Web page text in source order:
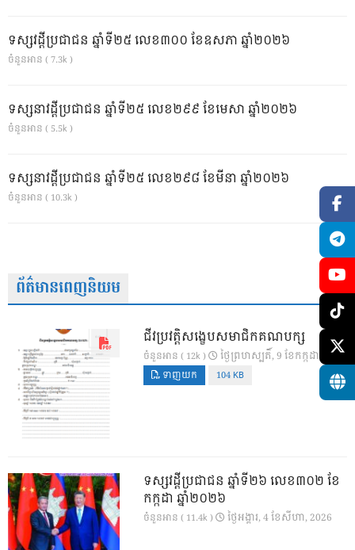
ទស្សវដ្តីប្រជាជន ឆ្នាំទី២៥ លេខ៣០០ ខែឧសភា ឆ្នាំ២០២៦
ចំនួនអាន ( 7.3k )
ទស្សនាវដ្ដីប្រជាជន ឆ្នាំទី២៥ លេខ២៩៩ ខែមេសា ឆ្នាំ២០២៦
ចំនួនអាន ( 5.5k )
ទស្សនាវដ្ដីប្រជាជន ឆ្នាំទី២៥ លេខ២៩៨ ខែមីនា ឆ្នាំ២០២៦
ចំនួនអាន ( 10.3k )
ព័ត៌មានពេញនិយម
ជីវប្រវត្តិសង្ខេបសមាជិកគណបក្ស
ចំនួនអាន ( 12k ) ថ្ងៃ​ព្រហស្បតិ៍, 9 ខែ​កក្កដា, 2026
ទាញយក 104 KB
ទស្សវដ្តីប្រជាជន ឆ្នាំទី២៦ លេខ៣០២ ខែ
កក្កដា ឆ្នាំ២០២៦
ចំនួនអាន ( 11.4k ) ថ្ងៃ​អង្គារ, 4 ខែ​សីហា, 2026